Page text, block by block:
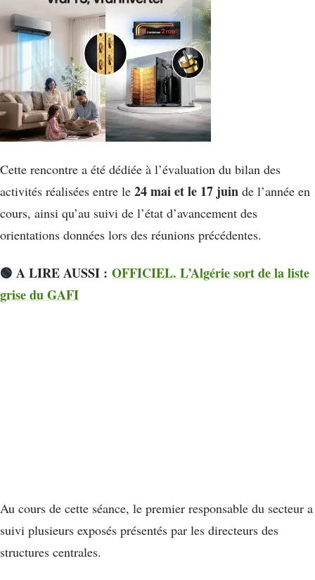
Cette rencontre a été dédiée à l’évaluation du bilan des
activités réalisées entre le 24 mai et le 17 juin de l’année en
cours, ainsi qu’au suivi de l’état d’avancement des
orientations données lors des réunions précédentes.
🟢 A LIRE AUSSI : OFFICIEL. L’Algérie sort de la liste
grise du GAFI
Au cours de cette séance, le premier responsable du secteur a
suivi plusieurs exposés présentés par les directeurs des
structures centrales.